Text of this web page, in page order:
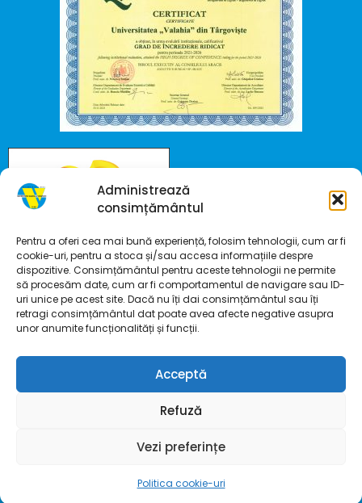
Administrează
consimțământul
Pentru a oferi cea mai bună experiență, folosim tehnologii, cum ar fi
cookie-uri, pentru a stoca și/sau accesa informațiile despre
dispozitive. Consimțământul pentru aceste tehnologii ne permite
să procesăm date, cum ar fi comportamentul de navigare sau ID-
uri unice pe acest site. Dacă nu îți dai consimțământul sau îți
retragi consimțământul dat poate avea afecte negative asupra
unor anumite funcționalități și funcții.
Acceptă
Refuză
Vezi preferințe
Politica cookie-uri